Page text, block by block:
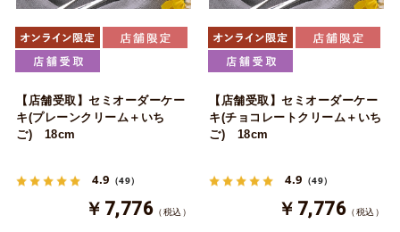
【店舗受取】セミオーダーケー
キ(プレーンクリーム＋いち
ご) 18cm
4.9 （49）
￥7,776 （税込）
【店舗受取】セミオーダーケー
キ(チョコレートクリーム＋いち
ご) 18cm
4.9 （49）
￥7,776 （税込）